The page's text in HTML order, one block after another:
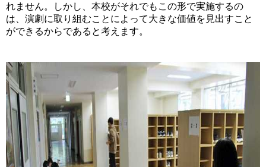
れません。しかし、本校がそれでもこの形で実施するの
は、演劇に取り組むことによって大きな価値を見出すこと
ができるからであると考えます。